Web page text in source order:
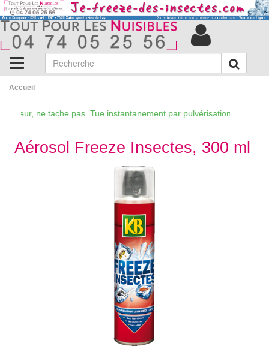
Accueil
ne tache pas. Tue instantanement par pulvérisation d un gaz
Aérosol Freeze Insectes, 300 ml